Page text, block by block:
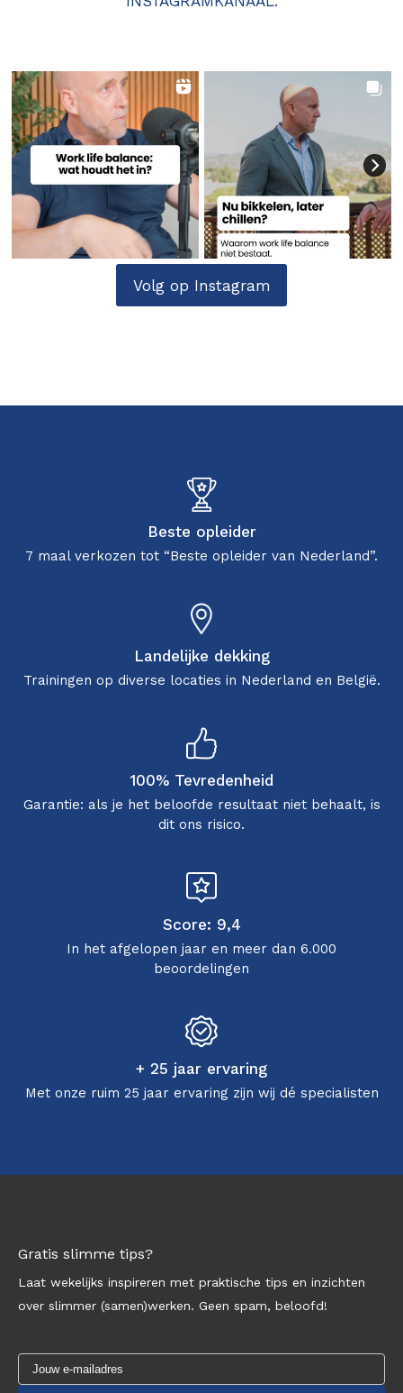
Volg op Instagram
Beste opleider
7 maal verkozen tot “Beste opleider van Nederland”.
Landelijke dekking
Trainingen op diverse locaties in Nederland en België.
100% Tevredenheid
Garantie: als je het beloofde resultaat niet behaalt, is
dit ons risico.
Score: 9,4
In het afgelopen jaar en meer dan 6.000
beoordelingen
+ 25 jaar ervaring
Met onze ruim 25 jaar ervaring zijn wij dé specialisten
Gratis slimme tips?
Laat wekelijks inspireren met praktische tips en inzichten
over slimmer (samen)werken. Geen spam, beloofd!